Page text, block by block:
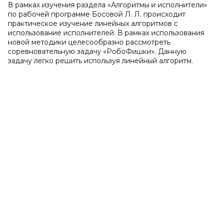
В рамках изучения раздела «Алгоритмы и исполнители»
по рабочей программе Босовой Л. Л. происходит
практическое изучение линейных алгоритмов с
использование исполнителей. В рамках использования
новой методики целесообразно рассмотреть
соревновательную задачу «РобоФишки». Данную
задачу легко решить используя линейный алгоритм.